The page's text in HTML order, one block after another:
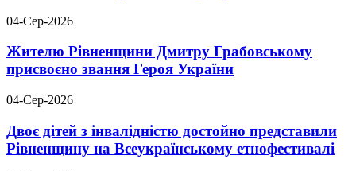
04-Сер-2026
Жителю Рівненщини Дмитру Грабовському
присвоєно звання Героя України
04-Сер-2026
Двоє дітей з інвалідністю достойно представили
Рівненщину на Всеукраїнському етнофестивалі